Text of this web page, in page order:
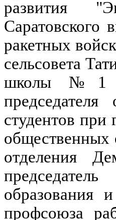
развития
Саратовского
ракетных
сельсовета
школы №1
студентов при
общественных
отделения
образования
профсоюза